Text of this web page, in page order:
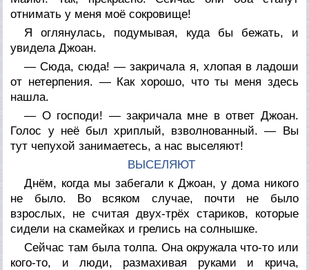
отнимать у меня моё сокровище!
Я оглянулась, подумывая, куда бы бежать, и
увидела Джоан.
— Сюда, сюда! — закричала я, хлопая в ладоши
от нетерпения. — Как хорошо, что ты меня здесь
нашла.
— О господи! — закричала мне в ответ Джоан.
Голос у неё был хриплый, взволнованный. — Вы
тут чепухой занимаетесь, а нас выселяют!
ВЫСЕЛЯЮТ
Днём, когда мы забегали к Джоан, у дома никого
не было. Во всяком случае, почти не было
взрослых, не считая двух-трёх стариков, которые
сидели на скамейках и грелись на солнышке.
Сейчас там была толпа. Она окружала что-то или
кого-то, и люди, размахивая руками и крича,